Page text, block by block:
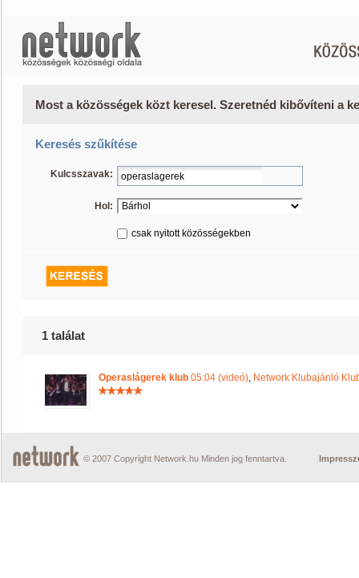
Most a közösségek közt keresel. Szeretnéd kibővíteni a
Keresés szűkítése
Kulcsszavak:
Hol:
csak nyitott közösségekben
1 találat
Operaslágerek klub 05:04 (videó), Network Klubajánló
© 2007 Copyright Network.hu Minden jog fenntartva.